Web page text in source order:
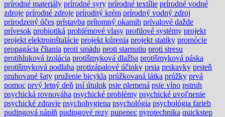
prírodné materiály prírodné syry prírodné textílie prírodné vodné
zdroje prírodné zdroje prírodný krém prírodný vodný zdroj
prirodzený účes prístavba prítomný okamih prívalové dažde
prívesok probiotiká problémové vlasy profilové systémy projekt
projekt elektroinštalácie projekt kúrenia projekt statiky promócie
propagácia čítania proti smädu proti starnutiu proti stresu
protihluková izolácia protišmyková dlažba protišmyková páska
protišmyková podlaha protizápalové účinky prsia prskavky prsteň
pruhované šaty pruženie bicykla prúžkovaná látka prúžky prvá
pomoc prvý letný deň psí útulok psie plemená psie víno pstruh
psychická rovnováha psychické problémy psychické uvoľnenie
psychické zdravie psychohygiena psychológia psychológia farieb
pudingová náplň pudingové rezy pupenec pyrotechnika quickstep